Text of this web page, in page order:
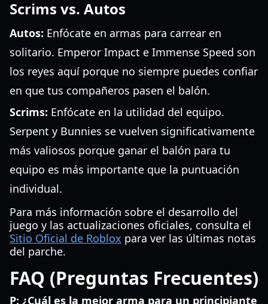
Scrims vs. Autos
Autos: Enfócate en armas para carrear en
solitario. Emperor Impact e Immense Speed son
los reyes aquí porque no siempre puedes confiar
en que tus compañeros pasen el balón.
Scrims: Enfócate en la utilidad del equipo.
Serpent y Bunnies se vuelven significativamente
más valiosos porque ganar el balón para tu
equipo es más importante que la puntuación
individual.
Para más información sobre el desarrollo del
juego y las actualizaciones oficiales, consulta el
Sitio Oficial de Roblox para ver las últimas notas
del parche.
FAQ (Preguntas Frecuentes)
P: ¿Cuál es la mejor arma para un principiante